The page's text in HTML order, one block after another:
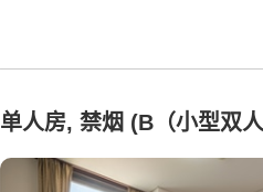
单人房, 禁烟 (B（小型双